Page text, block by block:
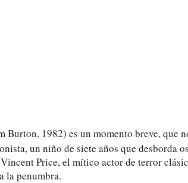
Burton, 1982) es un momento breve, que
un niño de siete años que desborda
Price, el mítico actor de terror
la penumbra.